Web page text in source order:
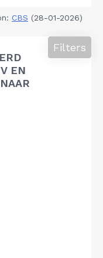
CBS (28-01-2026)
EN
Filters